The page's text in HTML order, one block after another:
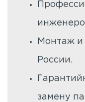
Монтаж
России.
замену